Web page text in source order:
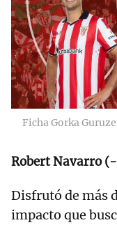
Ficha Gorka
Robert Navarro
Disfrutó de más
impacto que